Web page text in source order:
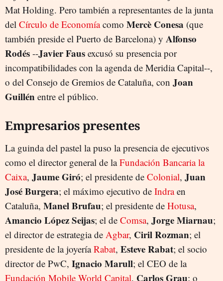
Mat Holding. Pero también a representantes de la junta
del Círculo de Economíacomo Mercè Conesa (que
también preside el Puerto de Barcelona) y Alfonso
Rodés --Javier Faus excusó su presencia por
incompatibilidades con la agenda de Meridia Capital--,
o del Consejo de Gremios de Cataluña, con Joan
Guillén entre el público.
Empresarios presentes
La guinda del pastel la puso la presencia de ejecutivos
como el director general de laFundación Bancaria la
Caixa, Jaume Giró; el presidente de Colonial, Juan
José Burgera; el máximo ejecutivo de Indraen
Cataluña, Manel Brufau; el presidente de Hotusa,
Amancio López Seijas; el de Comsa, Jorge Miarnau;
el director de estrategia de Agbar, Ciril Rozman; el
presidente de la joyeríaRabat, Esteve Rabat; el socio
director de PwC, Ignacio Marull; el CEO de la
Fundación Mobile World Capital, Carlos Grau; o